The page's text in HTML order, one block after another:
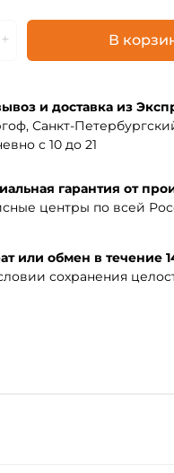
В
и доставка из
Санкт-
с 10 до 21
гарантия от
центры по всей
или обмен в течение
сохранения